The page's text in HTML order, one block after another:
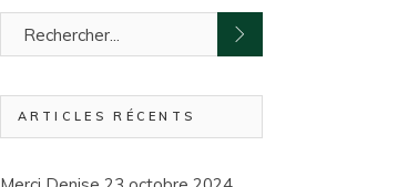
ARTICLES RÉCENTS